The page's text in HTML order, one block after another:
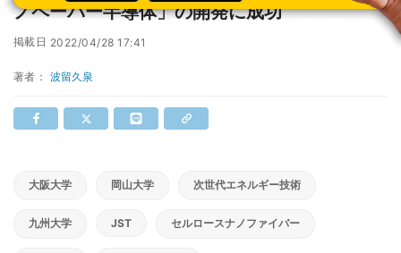
ノペーパー半導体」の開発に成功
掲載日 2022/04/28 17:41
著者： 波留久泉
大阪大学 岡山大学 次世代エネルギー技術
九州大学 JST セルロースナノファイバー